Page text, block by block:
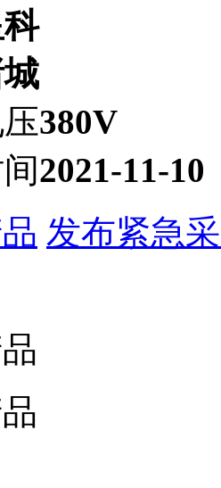
380V
2021-11-10
发布紧急